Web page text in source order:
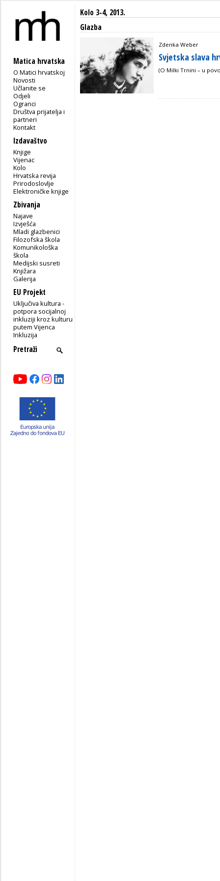
Matica hrvatska
O Matici hrvatskoj
Novosti
Učlanite se
Odjeli
Ogranci
Društva prijatelja i
partneri
Kontakt
Izdavaštvo
Knjige
Vijenac
Kolo
Hrvatska revija
Prirodoslovlje
Elektroničke knjige
Zbivanja
Najave
Izvješća
Mladi glazbenici
Filozofska škola
Komunikološka
škola
Medijski susreti
Knjižara
Galerija
EU Projekt
Uključiva kultura -
potpora socijalnoj
inkluziji kroz kulturu
putem Vijenca
Inkluzija
Kolo 3-4, 2013.
Glazba
Zdenka Weber
Svjetska slava
(O Milki Trnini – u